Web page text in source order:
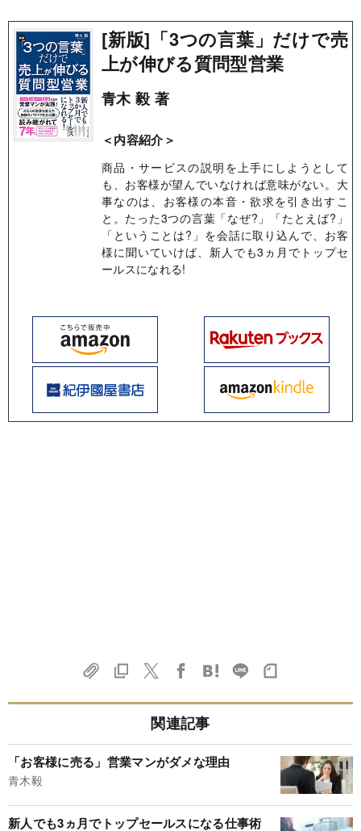
[新版]「3つの言葉」だけで売
上が伸びる質問型営業
青木 毅 著
＜内容紹介＞
商品・サービスの説明を上手にしようとして
も、お客様が望んでいなければ意味がない。大
事なのは、お客様の本音・欲求を引き出すこ
と。たった3つの言葉「なぜ?」「たとえば?」
「ということは?」を会話に取り込んで、お客
様に聞いていけば、新人でも3ヵ月でトップセ
ールスになれる!
関連記事
「お客様に売る」営業マンがダメな理由
青木毅
新人でも3ヵ月でトップセールスになる仕事術